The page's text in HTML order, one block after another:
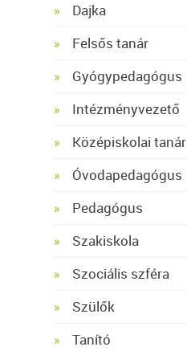
Dajka
Felsős tanár
Gyógypedagógus
Intézményvezető
Középiskolai tanár
Óvodapedagógus
Pedagógus
Szakiskola
Szociális szféra
Szülők
Tanító